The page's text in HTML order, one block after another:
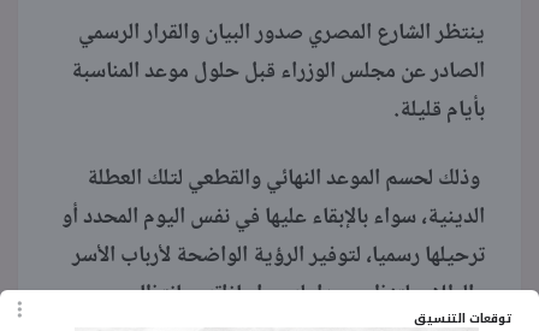
توقعات التنسيق
ينتظر الشارع المصري صدور البيان والقرار الرسمي
الصادر عن مجلس الوزراء قبل حلول موعد المناسبة
بأيام قليلة.
وذلك لحسم الموعد النهائي والقطعي لتلك العطلة
الدينية، سواء بالإبقاء عليها في نفس اليوم المحدد أو
ترحيلها رسميا، لتوفير الرؤية الواضحة لأرباب الأسر
والطلاب لتنظيم جداولهم وإجازاتهم بانتظام.